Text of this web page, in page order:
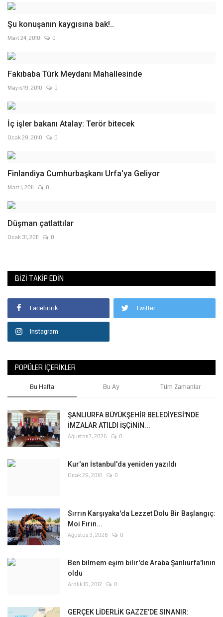
Şu konuşanın kaygısına bak!..
Mart 24, 2010 0
Fakıbaba Türk Meydanı Mahallesinde
Mayıs 19, 2010 0
İç işler bakanı Atalay: Terör bitecek
Ocak 29, 2010 0
Finlandiya Cumhurbaşkanı Urfa'ya Geliyor
Mart 1, 2011 0
Düşman çatlattılar
Ocak 31, 2011 0
BIZI TAKIP EDIN
Facebook Twitter
Instagram
POPÜLER İÇERIKLER
Bu Hafta Bu Ay Tüm Zamanlar
ŞANLIURFA BÜYÜKŞEHİR BELEDİYESİ'NDE
İMZALAR ATILDI İŞÇİNİN...
Ağustos 7, 2026 0
Kur'an İstanbul'da yeniden yazıldı
Ocak 29, 2010 0
Sırrın Karşıyaka'da Lezzet Dolu Bir Başlangıç:
Moi Fırın...
Ağustos 3, 2026 0
Ben bilmem eşim bilir'de Araba Şanlıurfa'lının
oldu
Aralık 15, 2012 0
GERÇEK LİDERLİK GAZZE’DE SINANIR: